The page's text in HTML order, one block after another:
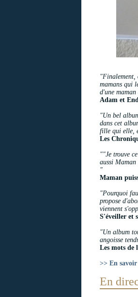
"Finalement,
mamans qui
d'une
Adam et
"Un bel
dans cet
fille qui elle,
Les
""Je trouve
aussi Maman
"
Maman
"Pourquoi
propose
viennent
S'éveiller et
"Un album
angoisse
Les mots de
>> En
En